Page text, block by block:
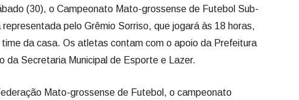
(30), o Campeonato Mato-grossense de Futebol Sub-
pelo Grêmio Sorriso, que jogará às 18 horas,
da casa. Os atletas contam com o apoio da Prefeitura
da Secretaria Municipal de Esporte e Lazer.
Mato-grossense de Futebol, o campeonato